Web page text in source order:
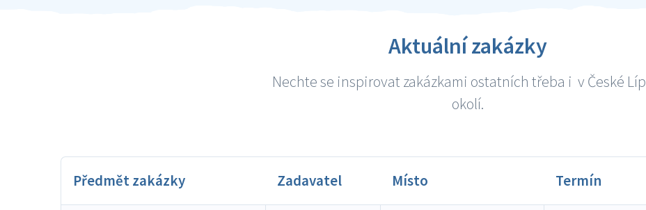
Aktuální zakázky
Nechte se inspirovat zakázkami ostatních třeba i v České
okolí.
Předmět zakázky Zadavatel Místo Termín